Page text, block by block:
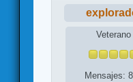
Veterano
Mensajes: